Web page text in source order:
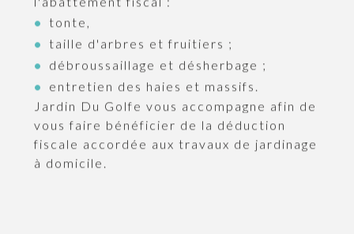
l'abattement fiscal :
tonte,
taille d'arbres et fruitiers ;
débroussaillage et désherbage ;
entretien des haies et massifs.
Jardin Du Golfe vous accompagne afin de
vous faire bénéficier de la déduction
fiscale accordée aux travaux de jardinage
à domicile.